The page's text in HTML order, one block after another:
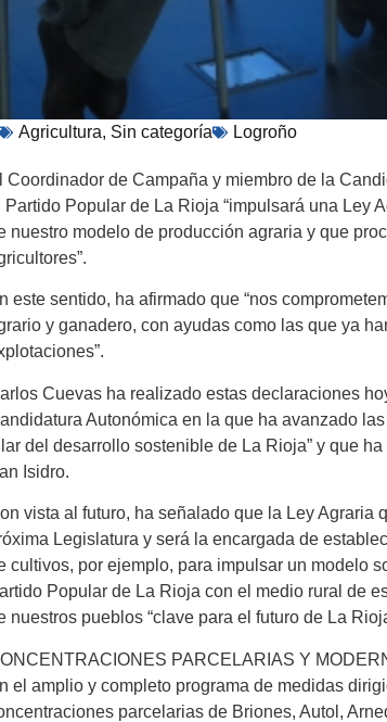
Agricultura, Sin categoría Logroño
Coordinador de Campaña y miembro de la
Partido Popular de La Rioja “impulsará una Ley
nuestro modelo de producción agraria y que
este sentido, ha afirmado que “nos
y ganadero, con ayudas como las que ya
Cuevas ha realizado estas declaraciones
Autonómica en la que ha avanzado
del desarrollo sostenible de La Rioja” y que
Isidro.
vista al futuro, ha señalado que la Ley Agraria
Legislatura y será la encargada de
cultivos, por ejemplo, para impulsar un modelo
Popular de La Rioja con el medio rural de
nuestros pueblos “clave para el futuro de La
PARCELARIAS Y
el amplio y completo programa de medidas
parcelarias de Briones, Autol,